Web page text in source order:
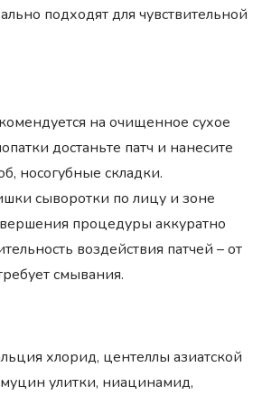
подходят для чувствительной
на очищенное сухое
достаньте патч и нанесите
носогубные складки.
сыворотки по лицу и зоне
процедуры аккуратно
воздействия патчей – от
смывания.
хлорид, центеллы азиатской
улитки, ниацинамид,